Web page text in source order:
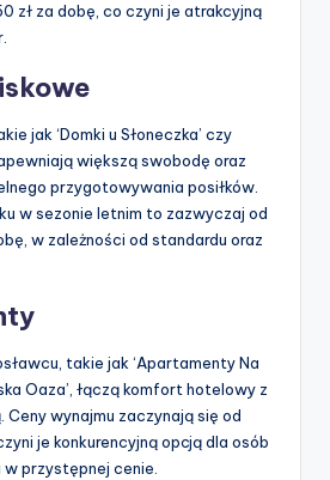
zł za dobę, co czyni je atrakcyjną
jak ‘Domki u Słoneczka’ czy
większą swobodę oraz
przygotowywania posiłków.
w sezonie letnim to zazwyczaj od
w zależności od standardu oraz
takie jak ‘Apartamenty Na
Oaza’, łączą komfort hotelowy z
wynajmu zaczynają się od
je konkurencyjną opcją dla osób
przystępnej cenie.